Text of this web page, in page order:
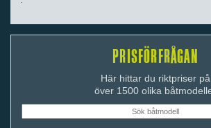
PRISFÖRFRÅGAN
Här hittar du riktpriser på
över 1500 olika